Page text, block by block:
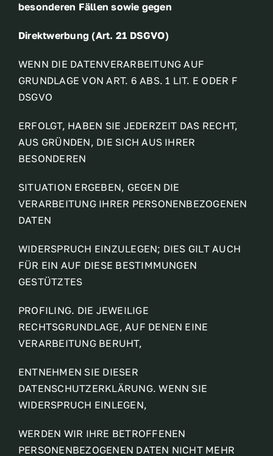
besonderen Fällen sowie gegen
Direktwerbung (Art. 21 DSGVO)
WENN DIE DATENVERARBEITUNG AUF
GRUNDLAGE VON ART. 6 ABS. 1 LIT. E ODER F
DSGVO
ERFOLGT, HABEN SIE JEDERZEIT DAS RECHT,
AUS GRÜNDEN, DIE SICH AUS IHRER
BESONDEREN
SITUATION ERGEBEN, GEGEN DIE
VERARBEITUNG IHRER PERSONENBEZOGENEN
DATEN
WIDERSPRUCH EINZULEGEN; DIES GILT AUCH
FÜR EIN AUF DIESE BESTIMMUNGEN
GESTÜTZTES
PROFILING. DIE JEWEILIGE
RECHTSGRUNDLAGE, AUF DENEN EINE
VERARBEITUNG BERUHT,
ENTNEHMEN SIE DIESER
DATENSCHUTZERKLÄRUNG. WENN SIE
WIDERSPRUCH EINLEGEN,
WERDEN WIR IHRE BETROFFENEN
PERSONENBEZOGENEN DATEN NICHT MEHR